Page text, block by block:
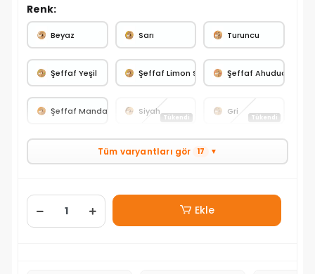
Renk:
Beyaz Sarı Turuncu
Şeffaf Yeşil Şeffaf Limon Sarı Şeffaf Ahududu
Şeffaf Mandalina Portakal
Siyah
Tükendi
Gri
Tükendi
Tüm varyantları gör 17 ▼
Ekle